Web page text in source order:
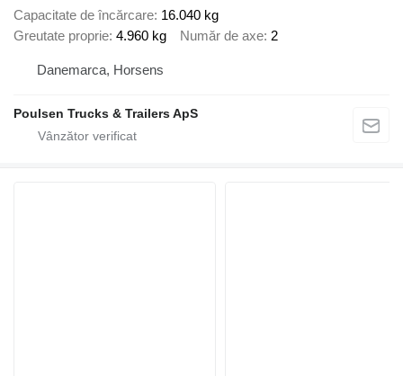
Capacitate de încărcare 16.040 kg
Greutate proprie 4.960 kg Număr de axe 2
Danemarca, Horsens
Poulsen Trucks & Trailers ApS